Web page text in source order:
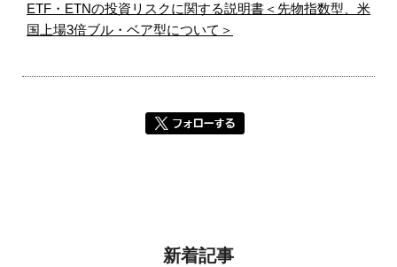
ETF・ETNの投資リスクに関する説明書＜先物指数型、米
国上場3倍ブル・ベア型について＞
新着記事